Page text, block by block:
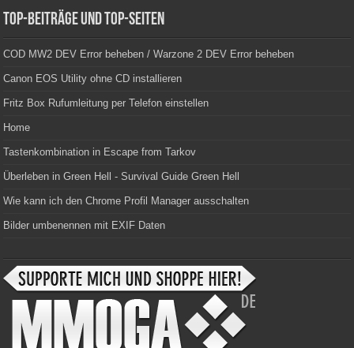
Top-Beiträge und Top-Seiten
COD MW2 DEV Error beheben / Warzone 2 DEV Error beheben
Canon EOS Utility ohne CD installieren
Fritz Box Rufumleitung per Telefon einstellen
Home
Tastenkombination in Escape from Tarkov
Überleben in Green Hell - Survival Guide Green Hell
Wie kann ich den Chrome Profil Manager ausschalten
Bilder umbenennen mit EXIF Daten